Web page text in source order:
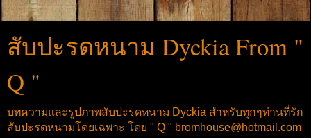
สับปะรดหนาม Dyckia From "
Q "
บทความและรูปภาพสับปะรดหนาม Dyckia สำหรับทุกๆท่านที่รัก
สับปะรดหนามโดยเฉพาะ โดย " Q " bromhouse@hotmail.com